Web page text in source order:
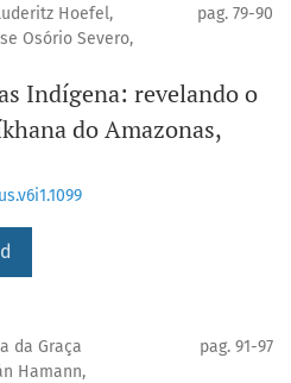
Hoefel,
Osório Severo,
pag. 79-90
Indígena: revelando o
do Amazonas,
da Graça
Hamann,
pag. 91-97